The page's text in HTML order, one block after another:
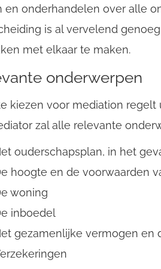
en onderhandelen over alle
is al vervelend
met elkaar te maken.
onderwerpen
kiezen voor mediation
zal alle relevante
ouderschapsplan, in het
hoogte en de voorwaarden
woning
inboedel
gezamenlijke vermogen en